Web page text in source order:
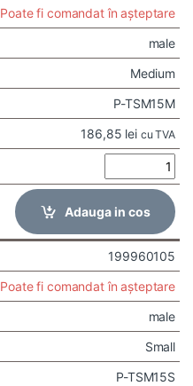
Poate fi comandat în așteptare
male
Medium
P-TSM15M
186,85 lei cu TVA
Adauga in cos
199960105
Poate fi comandat în așteptare
male
Small
P-TSM15S